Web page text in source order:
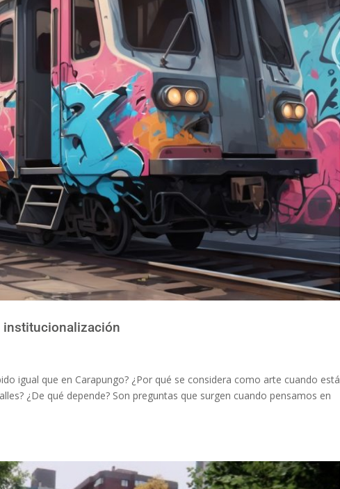
institucionalización
igual que en Carapungo? ¿Por qué se considera como arte cuando está
¿De qué depende? Son preguntas que surgen cuando pensamos en